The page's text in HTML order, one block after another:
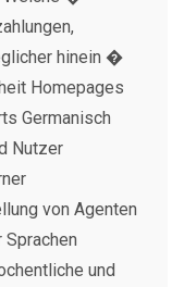
hinein �
Homepages
Germanisch
Nutzer
von Agenten
und